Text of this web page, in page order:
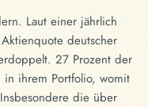
Laut einer jährlich
deutscher
27 Prozent der
in ihrem Portfolio, womit
die über